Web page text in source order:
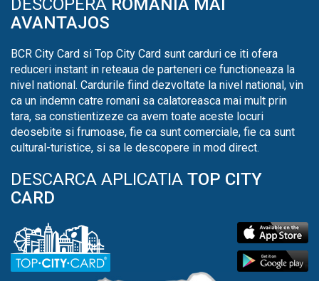
DESCOPERA ROMANIA MAI
AVANTAJOS
BCR City Card si Top City Card sunt carduri ce iti ofera
reduceri instant in reteaua de parteneri ce functioneaza la
nivel national. Cardurile fiind dezvoltate la nivel national, vin
ca un indemn catre romani sa calatoreasca mai mult prin
tara, sa constientizeze ca avem toate aceste locuri
deosebite si frumoase, fie ca sunt comerciale, fie ca sunt
cultural-turistice, si sa le descopere in mod direct.
DESCARCA APLICATIA TOP CITY
CARD